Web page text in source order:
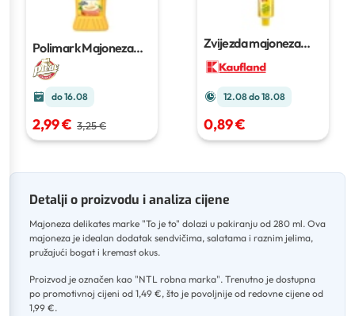
Polimark Majoneza
delikates
do 16.08
2,99 € 3,25 €
Zvijezda majoneza
12.08 do 18.08
0,89 €
Detalji o proizvodu i analiza cijene
Majoneza delikates marke "To je to" dolazi u pakiranju od 280 ml. Ova
majoneza je idealan dodatak sendvičima, salatama i raznim jelima,
pružajući bogat i kremast okus.
Proizvod je označen kao "NTL robna marka". Trenutno je dostupna
po promotivnoj cijeni od 1,49 €, što je povoljnije od redovne cijene od
1,99 €.